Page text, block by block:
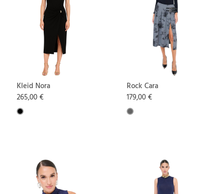
Kleid Nora
265,00 €
Rock Cara
179,00 €